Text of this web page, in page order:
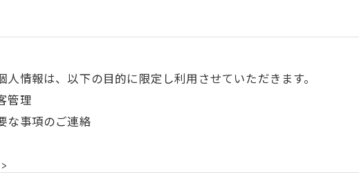
情報は、以下の目的に限定し利用させていただきます。
管理
な事項のご連絡